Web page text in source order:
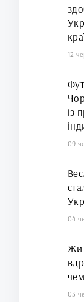
12
із
09
04
03